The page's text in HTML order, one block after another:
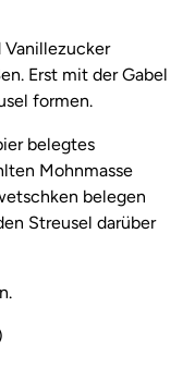
Vanillezucker
Erst mit der Gabel
formen.
belegtes
Mohnmasse
belegen
Streusel darüber